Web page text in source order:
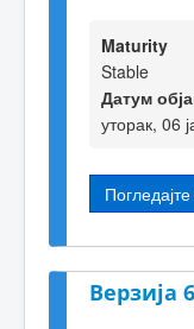
Maturity
Stable
Датум
уторак, 06
Верзија